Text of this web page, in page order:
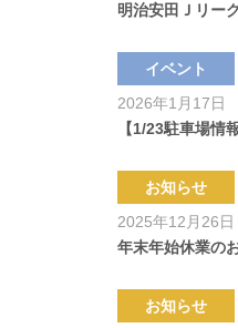
明治安田Ｊリー
イベント
2026年1月17日
【1/23駐車場情
お知らせ
2025年12月26日
年末年始休業の
お知らせ